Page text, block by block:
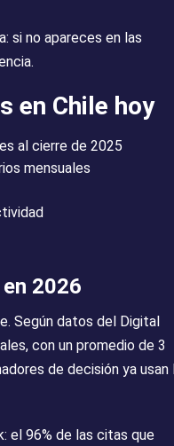
si no apareces en las
en Chile hoy
al cierre de 2025
mensuales
2026
Según datos del Digital
con un promedio de 3
de decisión ya usan
el 96% de las citas que